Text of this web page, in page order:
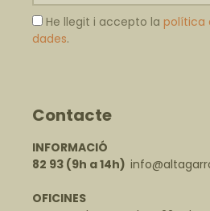
He llegit i accepto la política
dades.
Contacte
82 93 (9h a 14h)
OFICINES